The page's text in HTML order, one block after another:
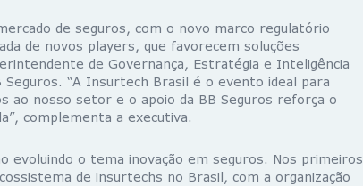
de seguros, com o novo marco regulatório
de novos players, que favorecem soluções
de Governança, Estratégia e Inteligência
“A Insurtech Brasil é o evento ideal para
ao nosso setor e o apoio da BB Seguros reforça o
complementa a executiva.
evoluindo o tema inovação em seguros. Nos primeiros
de insurtechs no Brasil, com a organização